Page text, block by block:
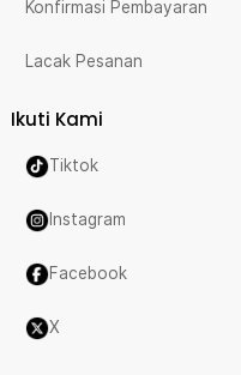
Konfirmasi Pembayaran
Lacak Pesanan
Ikuti Kami
Tiktok
Instagram
Facebook
X